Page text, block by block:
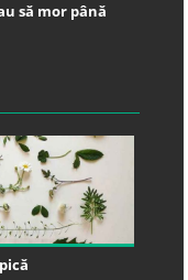
să mor până